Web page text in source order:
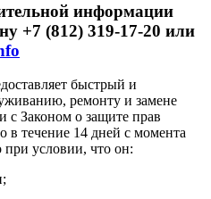
информации
+7 (812) 319-17-20 или
быстрый и
ремонту и замене
с Законом о защите прав
в течение 14 дней с момента
при условии, что он: